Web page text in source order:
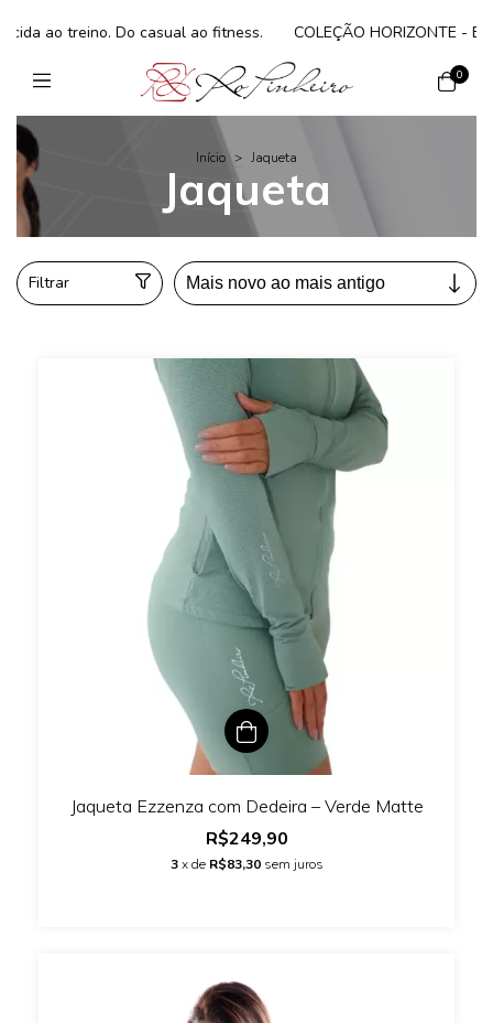
ao treino. Do casual ao fitness. COLEÇÃO HORIZONTE -
0
Início > Jaqueta
Jaqueta
Filtrar
Jaqueta Ezzenza com Dedeira – Verde Matte
R$249,90
3 x de R$83,30 sem juros